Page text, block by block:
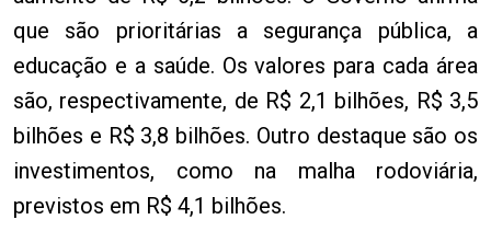
que são prioritárias a segurança pública, a
educação e a saúde. Os valores para cada área
são, respectivamente, de R$ 2,1 bilhões, R$ 3,5
bilhões e R$ 3,8 bilhões. Outro destaque são os
investimentos, como na malha rodoviária,
previstos em R$ 4,1 bilhões.